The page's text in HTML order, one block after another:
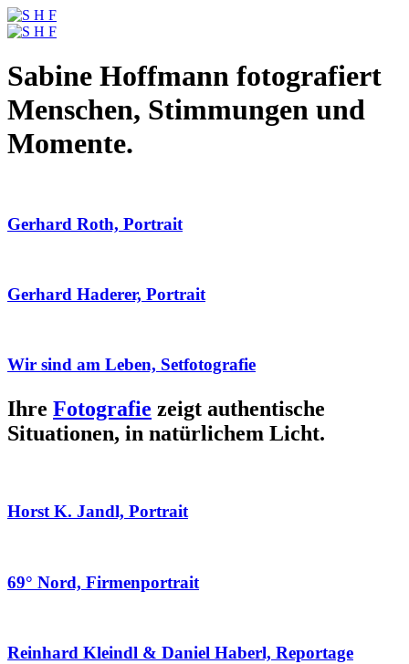
Sabine Hoffmann fotografiert
Menschen, Stimmungen und
Momente.
Gerhard Roth, Portrait
Gerhard Haderer, Portrait
Wir sind am Leben, Setfotografie
Ihre Fotografie zeigt authentische
Situationen, in natürlichem Licht.
Horst K. Jandl, Portrait
69° Nord, Firmenportrait
Reinhard Kleindl & Daniel Haberl, Reportage